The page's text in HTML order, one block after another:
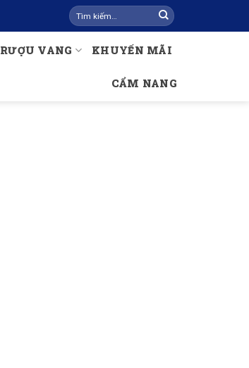
Tìm
kiếm:
RƯỢU VANG KHUYẾN MÃI
CẨM NANG